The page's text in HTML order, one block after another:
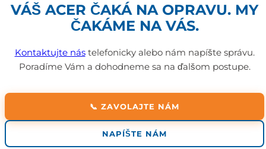
VÁŠ ACER ČAKÁ NA OPRAVU. MY
ČAKÁME NA VÁS.
Kontaktujte nástelefonicky alebo nám napíšte správu.
Poradíme Vám a dohodneme sa na ďalšom postupe.
📞 ZAVOLAJTE NÁM
NAPÍŠTE NÁM